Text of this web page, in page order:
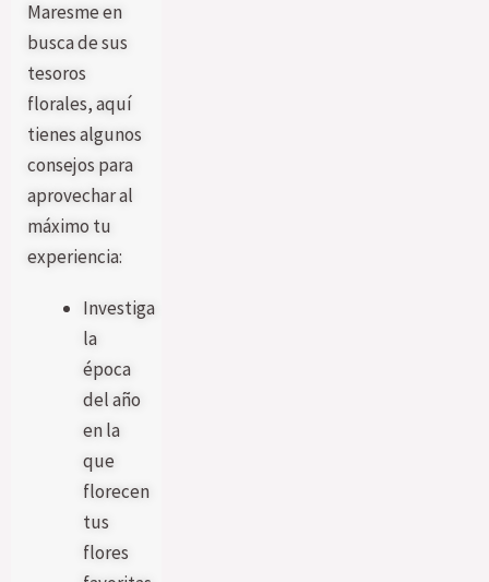
Maresme en
busca de sus
tesoros
florales, aquí
tienes algunos
consejos para
aprovechar al
máximo tu
experiencia:
Investiga
la
época
del año
en la
que
florecen
tus
flores